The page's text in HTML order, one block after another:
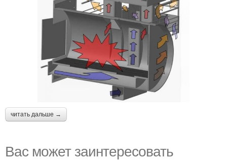
читать дальше →
Вас может заинтересовать